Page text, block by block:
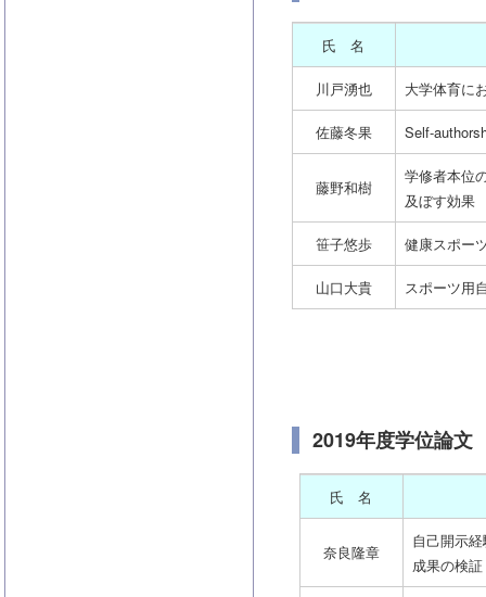
氏 名
川戸湧也 大学体育に
佐藤冬果 Self-
藤野和樹
学修者本位
及ぼす効果
笹子悠歩 健康スポー
山口大貴 スポーツ用
2019年度学位論文
氏 名
奈良隆章
自己開示
成果の検証